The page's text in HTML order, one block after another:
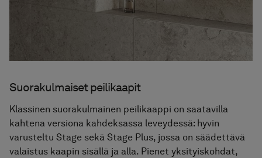
Suorakulmaiset peilikaapit
Klassinen suorakulmainen peilikaappi on saatavilla
kahtena versiona kahdeksassa leveydessä: hyvin
varusteltu Stage sekä Stage Plus, jossa on säädettävä
valaistus kaapin sisällä ja alla. Pienet yksityiskohdat,